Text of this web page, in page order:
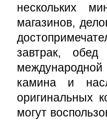
нескольких
магазинов,
завтрак,
камина и
оригинальных
могут